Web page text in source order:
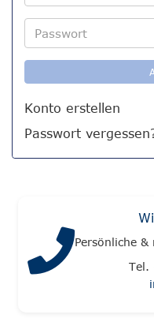
Mail-
Passwort
Konto erstellen
Passwort
Persönliche
Tel.